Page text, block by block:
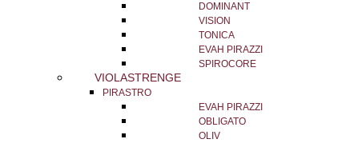
DOMINANT
VISION
TONICA
EVAH PIRAZZI
SPIROCORE
VIOLASTRENGE
PIRASTRO
EVAH PIRAZZI
OBLIGATO
OLIV